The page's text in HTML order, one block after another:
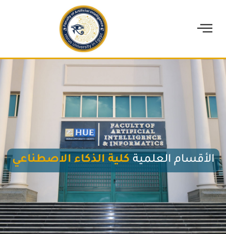
الأقسام العلميةكلية الذكاء الاصطناعي